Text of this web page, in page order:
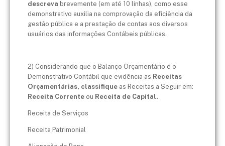
descreva brevemente (em até 10 linhas), como esse
demonstrativo auxilia na comprovação da eficiência da
gestão pública e a prestação de contas aos diversos
usuários das informações Contábeis públicas.
2) Considerando que o Balanço Orçamentário é o
Demonstrativo Contábil que evidência as Receitas
Orçamentárias, classifique as Receitas a Seguir em:
Receita Corrente ou Receita de Capital.
Receita de Serviços
Receita Patrimonial